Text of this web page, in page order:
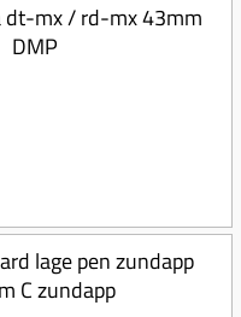
dt-mx / rd-mx 43mm
DMP
lage pen zundapp
C zundapp